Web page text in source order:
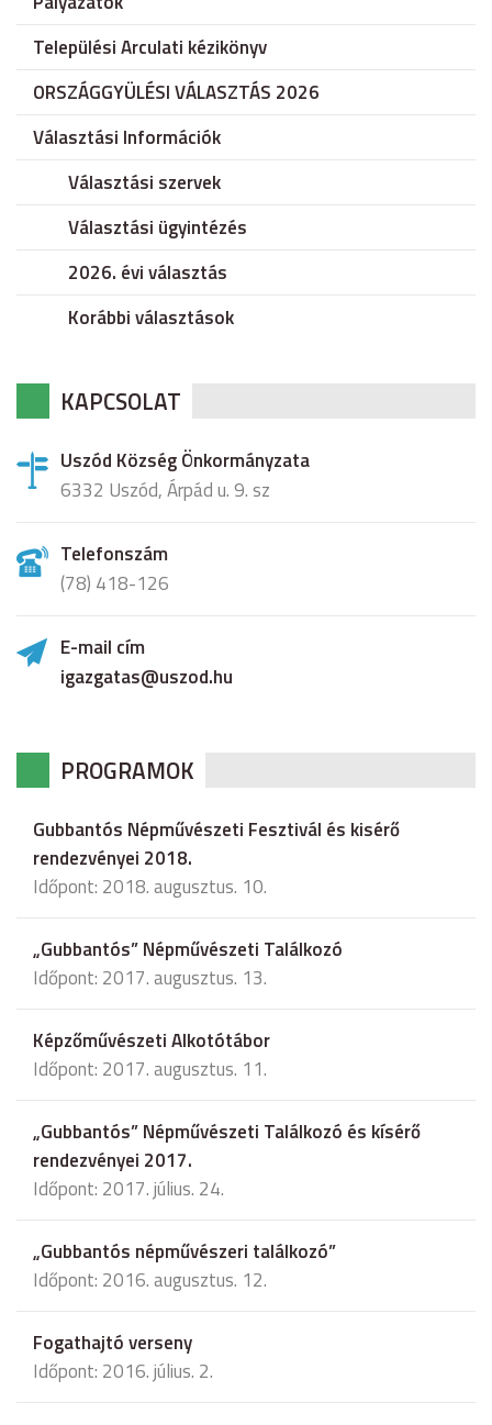
Települési Arculati kézikönyv
ORSZÁGGYÜLÉSI VÁLASZTÁS 2026
Választási Információk
Választási szervek
Választási ügyintézés
2026. évi választás
Korábbi választások
KAPCSOLAT
Uszód Község Önkormányzata
6332 Uszód, Árpád u. 9. sz
Telefonszám
(78) 418-126
E-mail cím
igazgatas@uszod.hu
PROGRAMOK
Gubbantós Népművészeti Fesztivál és kisérő
rendezvényei 2018.
Időpont: 2018. augusztus. 10.
„Gubbantós” Népművészeti Találkozó
Időpont: 2017. augusztus. 13.
Képzőművészeti Alkotótábor
Időpont: 2017. augusztus. 11.
„Gubbantós” Népművészeti Találkozó és kísérő
rendezvényei 2017.
Időpont: 2017. július. 24.
„Gubbantós népművészeri találkozó”
Időpont: 2016. augusztus. 12.
Fogathajtó verseny
Időpont: 2016. július. 2.